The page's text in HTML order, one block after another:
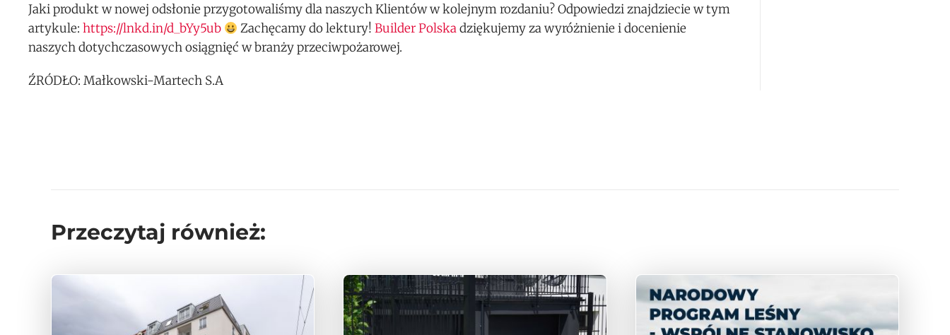
Jaki produkt w nowej odsłonie przygotowaliśmy dla naszych Klientów w kolejnym rozdaniu? Odpowiedzi znajdziecie w tym
artykule: https://lnkd.in/d_bYy5ub Zachęcamy do lektury! Builder Polskadziękujemy za wyróżnienie i docenienie
naszych dotychczasowych osiągnięć w branży przeciwpożarowej.
ŹRÓDŁO: Małkowski-Martech S.A
Przeczytaj również: